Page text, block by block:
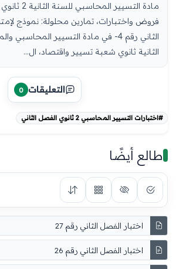
مادة التسيير
فروض واختبارات، تمارين محلولة: نموذج
الثاني رقم 4- في مادة التسيير
الثانية ثانوي شعبة تسيير واقتصاد، ال...
التعليقات 0
#اختبارات التسيير المحاسبي 2 ثانوي الفصل الثاني
طالع أيضًا
اختبار الفصل الثاني رقم 27
اختبار الفصل الثاني رقم 26